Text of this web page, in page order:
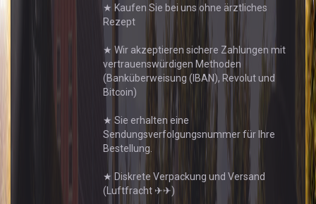
★ Kaufen Sie bei uns ohne ärztliches
Rezept
★ Wir akzeptieren sichere Zahlungen mit
vertrauenswürdigen Methoden
(Banküberweisung (IBAN), Revolut und
Bitcoin)
★ Sie erhalten eine
Sendungsverfolgungsnummer für Ihre
Bestellung.
★ Diskrete Verpackung und Versand
(Luftfracht ✈✈)